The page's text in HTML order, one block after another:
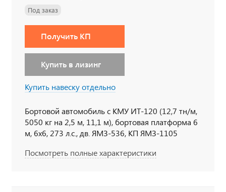
Под заказ
Получить КП
Купить в лизинг
Купить навеску отдельно
Бортовой автомобиль с КМУ ИТ-120 (12,7 тн/м,
5050 кг на 2,5 м, 11,1 м), бортовая платформа 6
м, 6х6, 273 л.с., дв. ЯМЗ-536, КП ЯМЗ-1105
Посмотреть полные характеристики